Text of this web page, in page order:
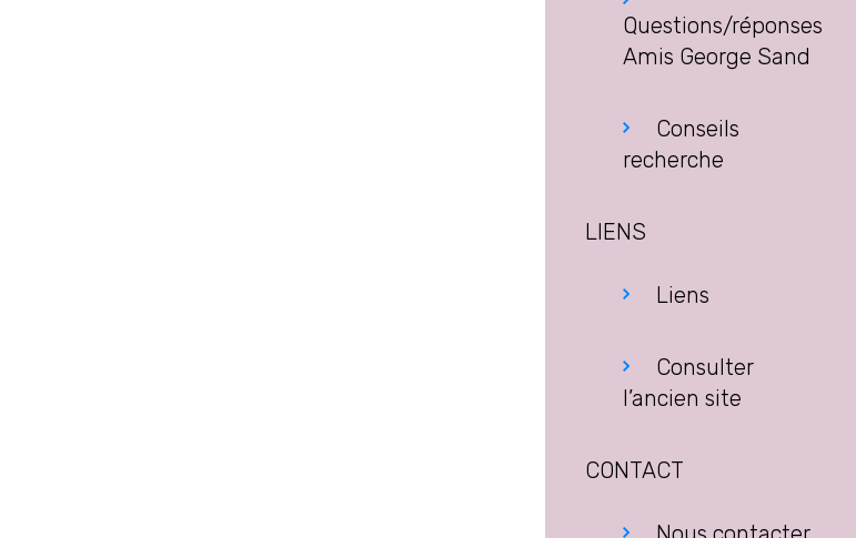
Questions/réponses
Amis George Sand
Conseils
recherche
LIENS
Liens
Consulter
l’ancien site
CONTACT